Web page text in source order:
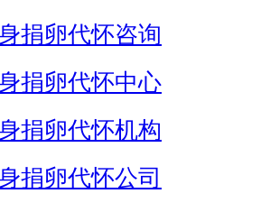
捐卵代怀咨询
捐卵代怀中心
捐卵代怀机构
捐卵代怀公司